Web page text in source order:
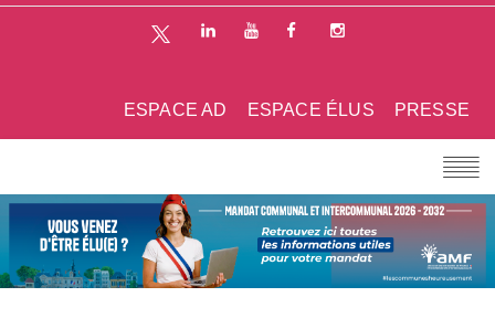
PRESSE
ESPACE ÉLUS
ESPACE AD